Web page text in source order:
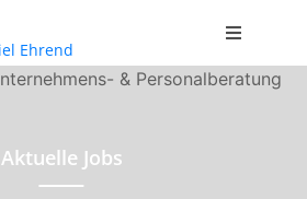
Aktuelle Jobs